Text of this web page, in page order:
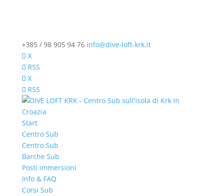
+385 / 98 905 94 76 info@dive-loft-krk.it
X
RSS
X
RSS
Start
Centro Sub
Centro Sub
Barche Sub
Posti immersioni
Info & FAQ
Corsi Sub